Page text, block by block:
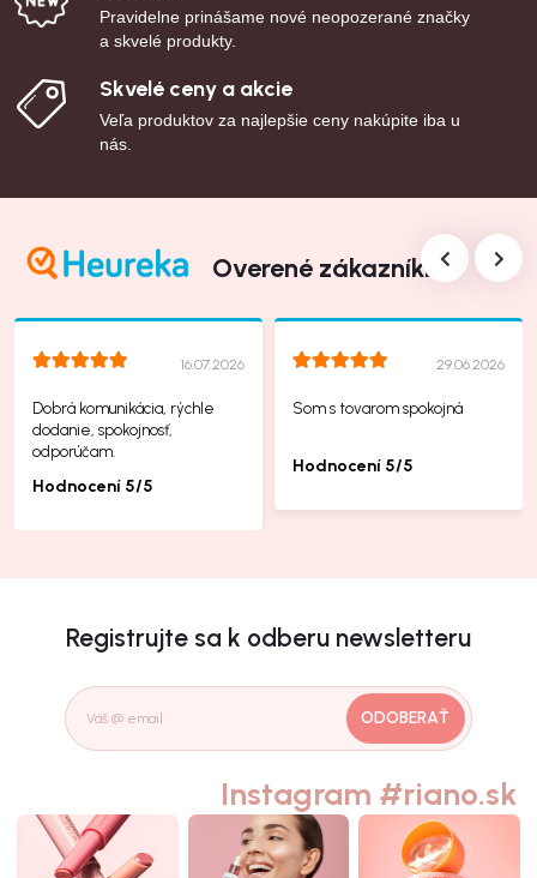
Pravidelne prinášame nové neopozerané značky
a skvelé produkty.
Skvelé ceny a akcie
Veľa produktov za najlepšie ceny nakúpite iba u
nás.
Overené zákazníkmi
16.07.2026
Dobrá komunikácia, rýchle
dodanie, spokojnosť,
odporúčam.
Hodnocení 5/5
29.06.2026
Som s tovarom spokojná
Hodnocení 5/5
Registrujte sa k odberu newsletteru
ODOBERAŤ
Instagram #riano.sk